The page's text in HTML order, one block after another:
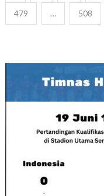
pos
479 … 508